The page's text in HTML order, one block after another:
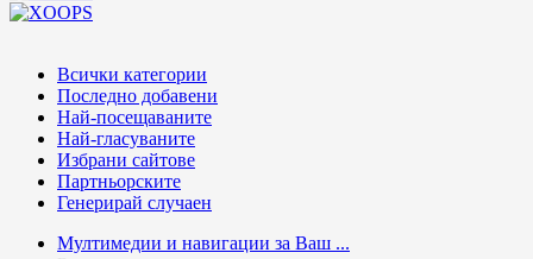
Всички категории
Последно добавени
Най-посещаваните
Най-гласуваните
Избрани сайтове
Партньорските
Генерирай случаен
Мултимедии и навигации за Ваш ...